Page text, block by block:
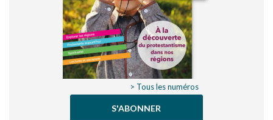
> Tous les numéros
S'ABONNER